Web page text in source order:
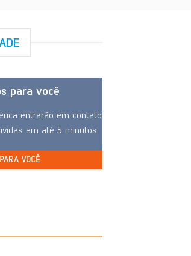
para você
entrarão em contato
em até 5 minutos
VOCÊ